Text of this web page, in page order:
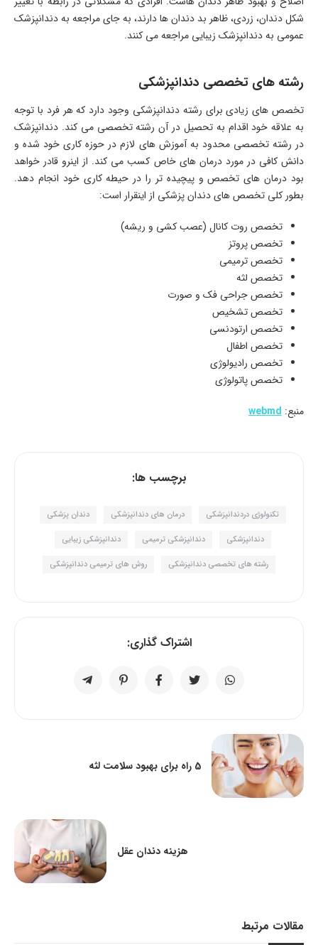
شکل دندان، زردی، ظاهر بد دندان ها دارند، به جای مراجعه به دندانپزشک
عمومی به دندانپزشک زیبایی مراجعه می کنند.
رشته های تخصصی دندانپزشکی
تخصص های زیادی برای رشته دندانپزشکی وجود دارد که هر فرد با توجه
به علاقه خود اقدام به تحصیل در آن رشته تخصصی می کند. دندانپزشک
در رشته تخصصی محدود به آموزش های لازم در حوزه کاری خود شده و
دانش کافی در مورد درمان های خاص کسب می کند. از اینرو قادر خواهد
بود درمان های تخصص و پیچیده تر را در حیطه کاری خود انجام دهد.
بطور کلی تخصص های دندان پزشکی از اینقرار است:
تخصص روت کانال (عصب کشی و ریشه)
تخصص پروتز
تخصص ترمیمی
تخصص لثه
تخصص جراحی فک و صورت
تخصص تشخیص
تخصص ارتودنسی
تخصص اطفال
تخصص رادیولوژی
تخصص پاتولوژی
منبع: webmd
برچسب ها:
تکنولوژی دردندانپزشکی درمان های دندانپزشکی دندان پزشکی
دندانپزشکی دندانپزشکی ترمیمی دندانپزشکی زیبایی
رشته های تخصصی دندانپزشکی روش های ترمیمی دندانپزشکی
اشتراک گذاری:
5 راه برای بهبود سلامت لثه
هزینه دندان عقل
مقالات مرتبط